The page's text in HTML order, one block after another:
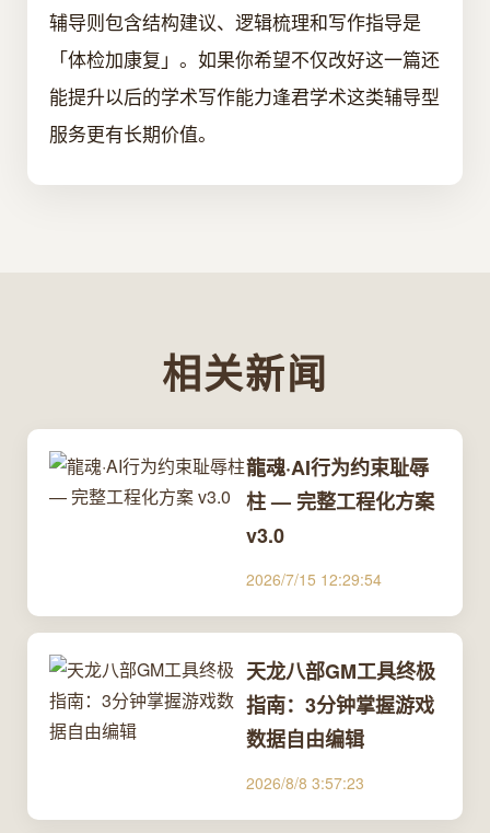
辅导则包含结构建议、逻辑梳理和写作指导是
「体检加康复」。如果你希望不仅改好这一篇还
能提升以后的学术写作能力逢君学术这类辅导型
服务更有长期价值。
相关新闻
龍魂·AI行为约束耻辱
柱 — 完整工程化方案
v3.0
2026/7/15 12:29:54
天龙八部GM工具终极
指南：3分钟掌握游戏
数据自由编辑
2026/8/8 3:57:23